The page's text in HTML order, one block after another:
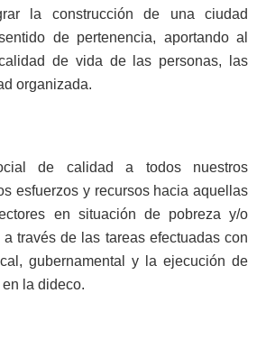
la construcción de una ciudad
de pertenencia, aportando al
de vida de las personas, las
organizada.
de calidad a todos nuestros
esfuerzos y recursos hacia aquellas
en situación de pobreza y/o
través de las tareas efectuadas con
gubernamental y la ejecución de
la dideco.